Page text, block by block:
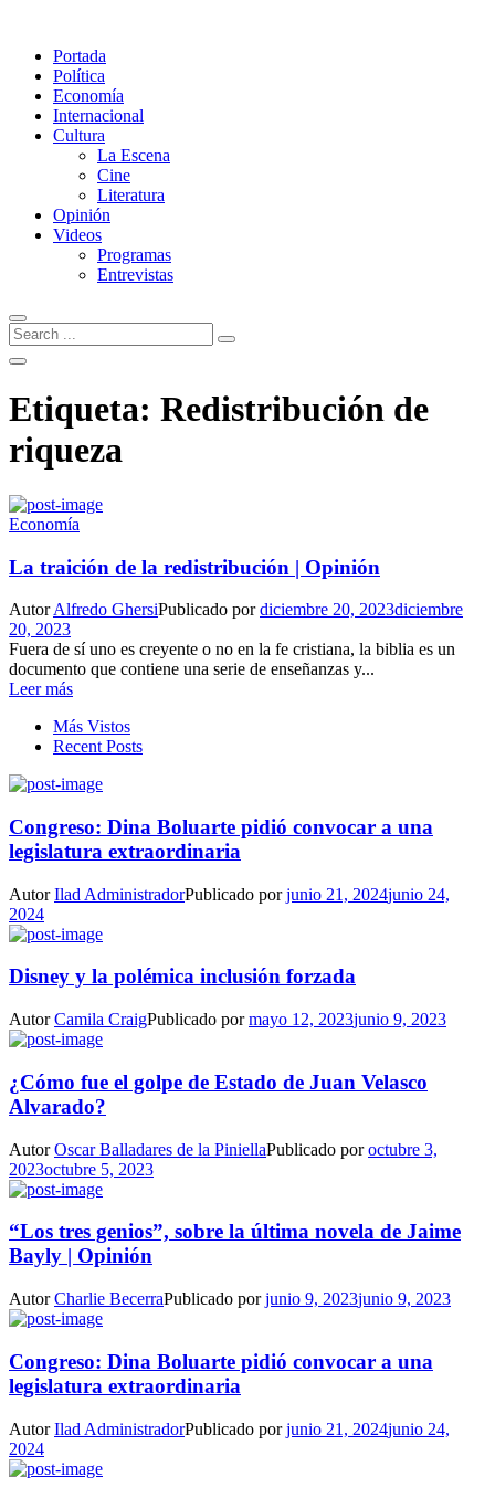
Portada
Política
Economía
Internacional
Cultura
La Escena
Cine
Literatura
Opinión
Videos
Programas
Entrevistas
Etiqueta: Redistribución de
riqueza
Economía
La traición de la redistribución | Opinión
AutorAlfredo GhersiPublicado pordiciembre 20, 2023diciembre
20, 2023
Fuera de sí uno es creyente o no en la fe cristiana, la biblia es un
documento que contiene una serie de enseñanzas y...
Leer más
Más Vistos
Recent Posts
Congreso: Dina Boluarte pidió convocar a una
legislatura extraordinaria
AutorIlad AdministradorPublicado porjunio 21, 2024junio 24,
2024
Disney y la polémica inclusión forzada
AutorCamila CraigPublicado pormayo 12, 2023junio 9, 2023
¿Cómo fue el golpe de Estado de Juan Velasco
Alvarado?
AutorOscar Balladares de la PiniellaPublicado poroctubre 3,
2023octubre 5, 2023
“Los tres genios”, sobre la última novela de Jaime
Bayly | Opinión
AutorCharlie BecerraPublicado porjunio 9, 2023junio 9, 2023
Congreso: Dina Boluarte pidió convocar a una
legislatura extraordinaria
AutorIlad AdministradorPublicado porjunio 21, 2024junio 24,
2024